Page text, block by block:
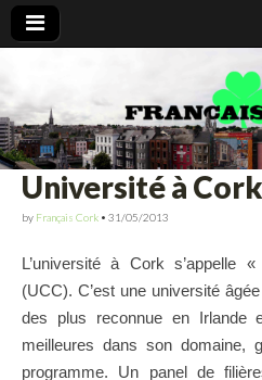
Francais Cork
Université à Cork
by Français Cork • 31/05/2013
L’université à Cork s’appelle
(UCC). C’est une université
des plus reconnue en Irlande
meilleures dans son domaine,
programme. Un panel de